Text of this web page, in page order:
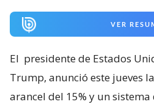
VER
El presidente de Estados
Trump, anunció este jueves
arancel del 15% y un